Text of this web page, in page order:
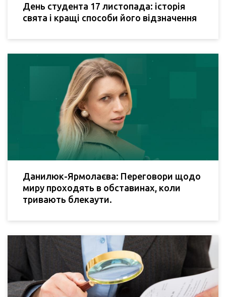
День студента 17 листопада: історія
свята і кращі способи його відзначення
Данилюк-Ярмолаєва: Переговори щодо
миру проходять в обставинах, коли
тривають блекаути.